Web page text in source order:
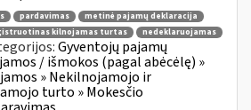
pardavimas
metinė pajamų deklaracija
kilnojamas turtas nedeklaruojamas
Gyventojų pajamų
/ išmokos (pagal abėcėlę) »
» Nekilnojamojo ir
turto » Mokesčio